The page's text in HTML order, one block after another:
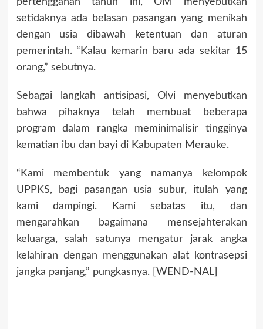
setidaknya ada belasan pasangan yang menikah
dengan usia dibawah ketentuan dan aturan
pemerintah. “Kalau kemarin baru ada sekitar 15
orang,” sebutnya.
Sebagai langkah antisipasi, Olvi menyebutkan
bahwa pihaknya telah membuat beberapa
program dalam rangka meminimalisir tingginya
kematian ibu dan bayi di Kabupaten Merauke.
“Kami membentuk yang namanya kelompok
UPPKS, bagi pasangan usia subur, itulah yang
kami dampingi. Kami sebatas itu, dan
mengarahkan bagaimana mensejahterakan
keluarga, salah satunya mengatur jarak angka
kelahiran dengan menggunakan alat kontrasepsi
jangka panjang,” pungkasnya. [WEND-NAL]